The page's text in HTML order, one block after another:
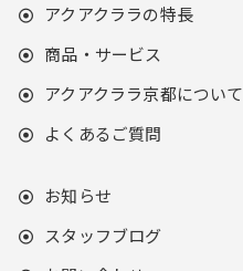
アクアクララの特長
商品・サービス
アクアクララ京都について
よくあるご質問
お知らせ
スタッフブログ